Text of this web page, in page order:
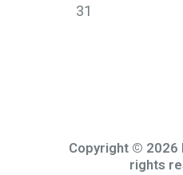
31
Copyright © 2026
rights